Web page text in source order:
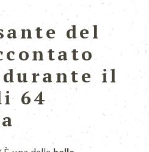
del
il
64